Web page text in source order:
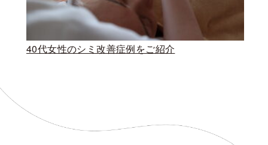
40代女性のシミ改善症例をご紹介